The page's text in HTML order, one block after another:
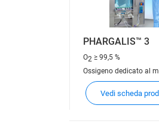
PHARGALIS™ 3
O2 ≥ 99,5 %
Ossigeno dedicato al mercato
farmaceutico
Vedi scheda